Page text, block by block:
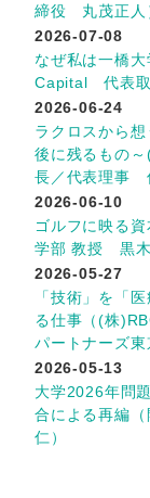
締役 丸茂正人
2026-07-08
なぜ私は一橋
Capital 代表
2026-06-24
ラクロスから
後に残るもの
長／代表理事
2026-06-10
ゴルフに映る
学部 教授 黒木
2026-05-27
「技術」を「
る仕事（(株
パートナーズ
2026-05-13
大学2026年問
合による再編
仁）